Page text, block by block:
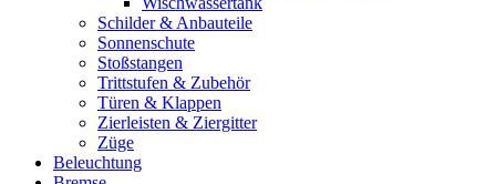
Schilder & Anbauteile
Sonnenschute
Stoßstangen
Trittstufen & Zubehör
Türen & Klappen
Zierleisten & Ziergitter
Züge
Beleuchtung